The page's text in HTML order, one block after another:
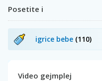
Posetite i
igrice bebe (110)
Video gejmplej